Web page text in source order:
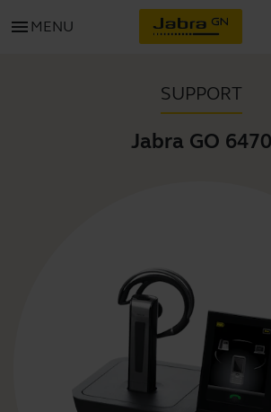
menu MENU
SUPPORT
Jabra GO 6470